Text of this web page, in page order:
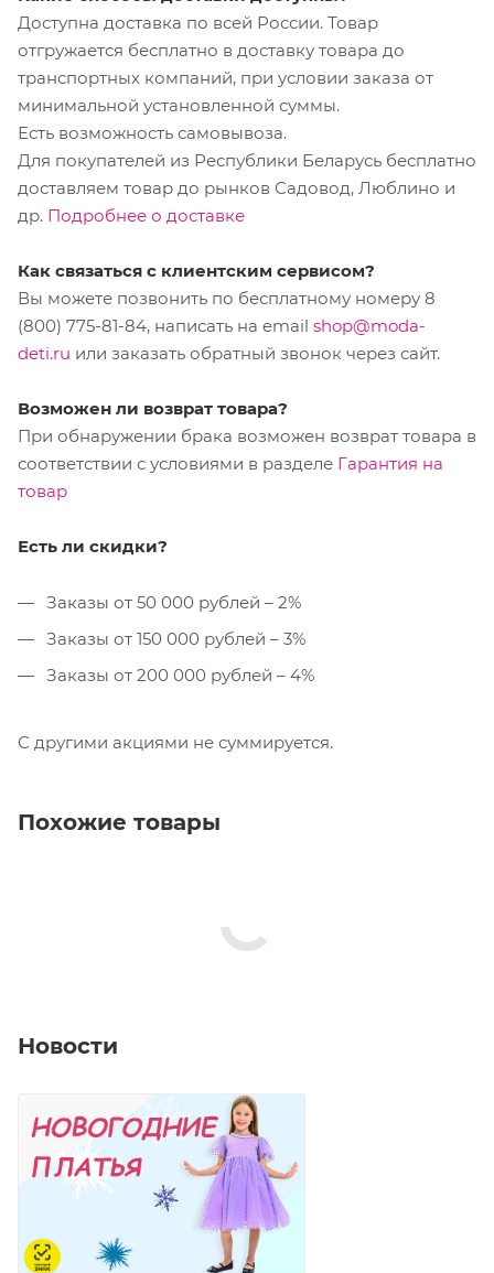
Доступна доставка по всей России. Товар
отгружается бесплатно в доставку товара до
транспортных компаний, при условии заказа от
минимальной установленной суммы.
Есть возможность самовывоза.
Для покупателей из Республики Беларусь бесплатно
доставляем товар до рынков Садовод, Люблино и
др. Подробнее о доставке
Как связаться с клиентским сервисом?
Вы можете позвонить по бесплатному номеру 8
(800) 775-81-84, написать на email shop@moda-
deti.ru или заказать обратный звонок через сайт.
Возможен ли возврат товара?
При обнаружении брака возможен возврат товара в
соответствии с условиями в разделе Гарантия на
товар
Есть ли скидки?
Заказы от 50 000 рублей – 2%
Заказы от 150 000 рублей – 3%
Заказы от 200 000 рублей – 4%
С другими акциями не суммируется.
Похожие товары
Новости